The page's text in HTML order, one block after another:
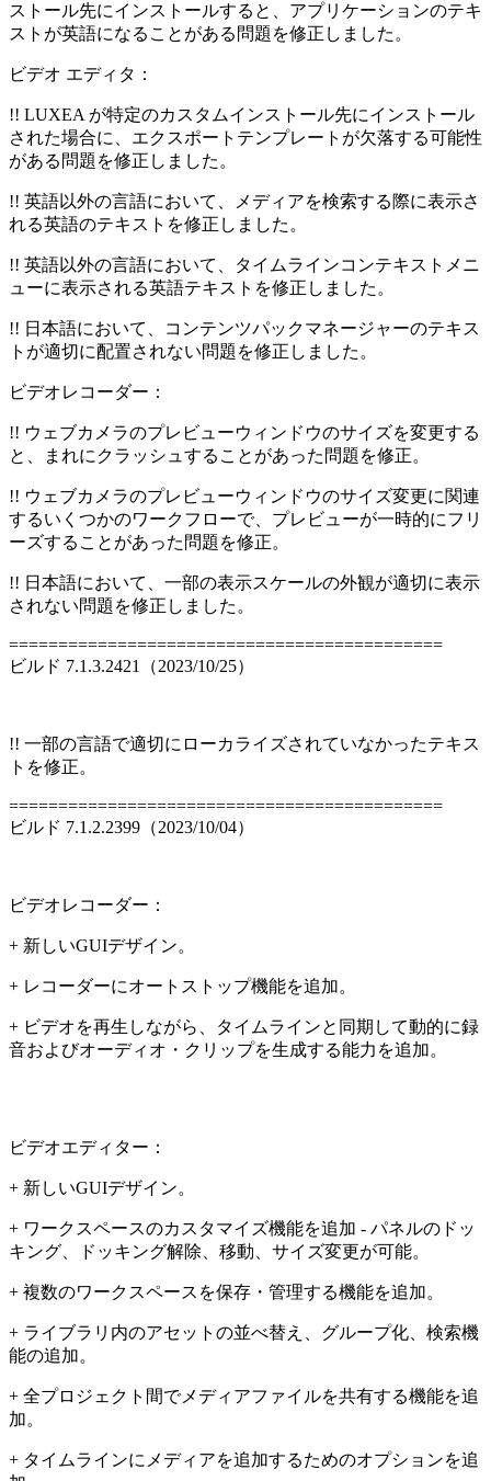
ストール先にインストールすると、アプリケーションのテキ
ストが英語になることがある問題を修正しました。
ビデオ エディタ：
!! LUXEA が特定のカスタムインストール先にインストール
された場合に、エクスポートテンプレートが欠落する可能性
がある問題を修正しました。
!! 英語以外の言語において、メディアを検索する際に表示さ
れる英語のテキストを修正しました。
!! 英語以外の言語において、タイムラインコンテキストメニ
ューに表示される英語テキストを修正しました。
!! 日本語において、コンテンツパックマネージャーのテキス
トが適切に配置されない問題を修正しました。
ビデオレコーダー：
!! ウェブカメラのプレビューウィンドウのサイズを変更する
と、まれにクラッシュすることがあった問題を修正。
!! ウェブカメラのプレビューウィンドウのサイズ変更に関連
するいくつかのワークフローで、プレビューが一時的にフリ
ーズすることがあった問題を修正。
!! 日本語において、一部の表示スケールの外観が適切に表示
されない問題を修正しました。
============================================
ビルド 7.1.3.2421（2023/10/25）
!! 一部の言語で適切にローカライズされていなかったテキス
トを修正。
============================================
ビルド 7.1.2.2399（2023/10/04）
ビデオレコーダー：
+ 新しいGUIデザイン。
+ レコーダーにオートストップ機能を追加。
+ ビデオを再生しながら、タイムラインと同期して動的に録
音およびオーディオ・クリップを生成する能力を追加。
ビデオエディター：
+ 新しいGUIデザイン。
+ ワークスペースのカスタマイズ機能を追加 - パネルのドッ
キング、ドッキング解除、移動、サイズ変更が可能。
+ 複数のワークスペースを保存・管理する機能を追加。
+ ライブラリ内のアセットの並べ替え、グループ化、検索機
能の追加。
+ 全プロジェクト間でメディアファイルを共有する機能を追
加。
+ タイムラインにメディアを追加するためのオプションを追